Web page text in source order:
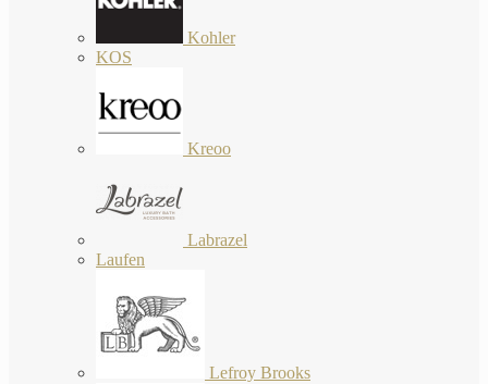
Kohler
KOS
Kreoo
Labrazel
Laufen
Lefroy Brooks